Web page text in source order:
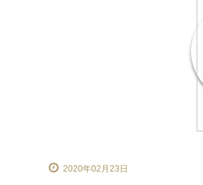
2020年02月23日